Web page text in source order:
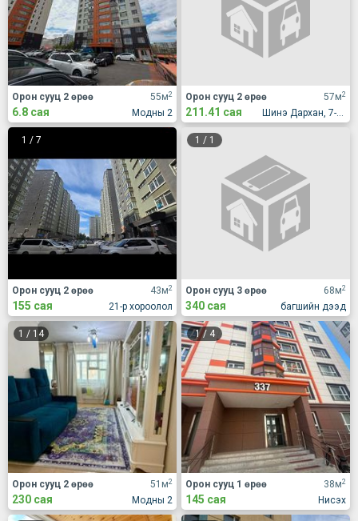
55м2
Модны 2
Орон сууц 2 өрөө
6.8 сая
57м2
Шинэ Дархан, 7-р хороолол, Жүр Үр үйлдвэрийн хажууд
Орон сууц 2 өрөө
211.41 сая
1 / 7
43м2
21-р хороолол
Орон сууц 2 өрөө
155 сая
1 / 1
68м2
багшийн дээд
Орон сууц 3 өрөө
340 сая
1 / 14
51м2
Модны 2
Орон сууц 2 өрөө
230 сая
1/ 4
38м2
Нисэх
Орон сууц 1 өрөө
145 сая